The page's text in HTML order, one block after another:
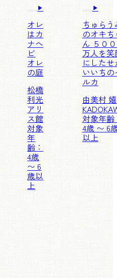
オレ
はカ
ナヘ
ビ
オレ
の庭
松橋
利光
アリ
ス館
対象
年
齢：
4歳
〜 6
歳以
上
ちゅらう
のオキち
ん ５０
万人を笑
にしたせ
いいちの
ルカ
由美村
対象年齢
4歳 〜 6
以上